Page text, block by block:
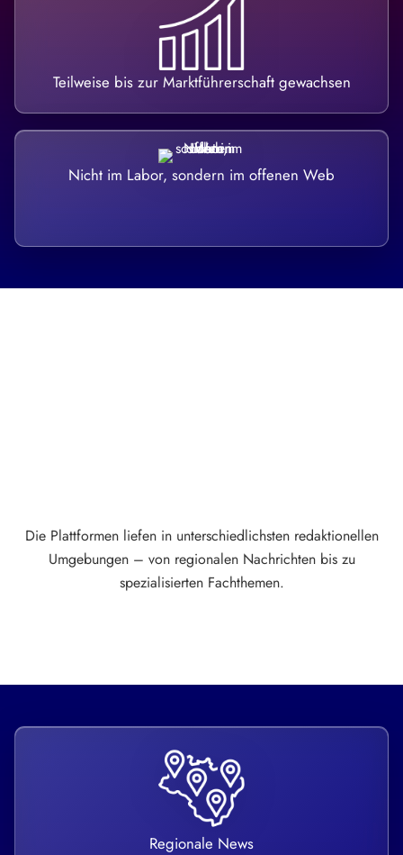
Teilweise bis zur Marktführerschaft gewachsen
Nicht im Labor, sondern im offenen Web
Die Plattformen liefen in unterschiedlichsten redaktionellen
Umgebungen – von regionalen Nachrichten bis zu
spezialisierten Fachthemen.
Regionale News